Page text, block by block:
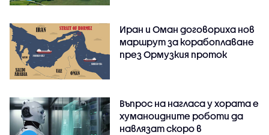
Иран и Оман договориха нов
маршрут за корабоплаване
през Ормузкия проток
Въпрос на нагласа у хората е
хуманоидните роботи да
навлязат скоро в